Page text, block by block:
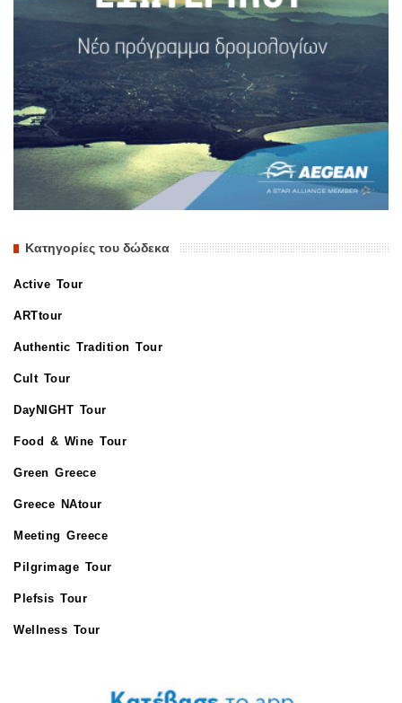
Κατηγορίες του δώδεκα
Active Tour
ARTtour
Authentic Tradition Tour
Cult Tour
DayNIGHT Tour
Food & Wine Tour
Green Greece
Greece NAtour
Meeting Greece
Pilgrimage Tour
Plefsis Tour
Wellness Tour